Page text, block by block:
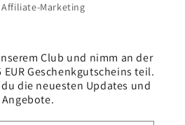
Marketing
Club und nimm an der
EUR Geschenkgutscheins teil.
die neuesten Updates und
Angebote.